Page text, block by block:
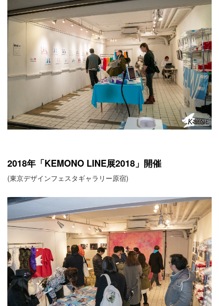
2018年「KEMONO LINE展2018」開催
(東京デザインフェスタギャラリー原宿)